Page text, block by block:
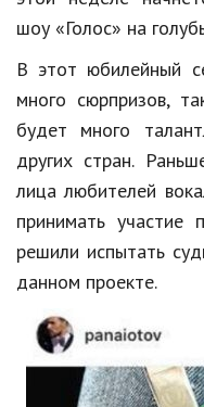
Строительство
Мода и стиль
Бизнес
Хобби и
Финансы
Природа
Образование
шоу «Голос» на
В этот юбилейный
много сюрпризов,
будет много
других стран.
лица любителей
принимать участие
решили испытать
данном проекте.